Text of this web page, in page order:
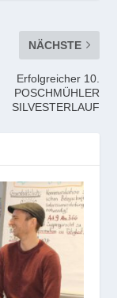
NÄCHSTE
Erfolgreicher 10.
POSCHMÜHLER
SILVESTERLAUF